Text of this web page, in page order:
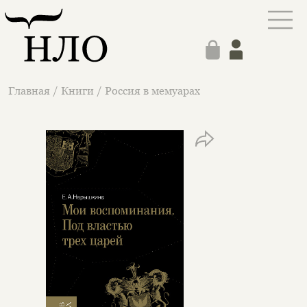
Главная / Книги / Россия в мемуарах